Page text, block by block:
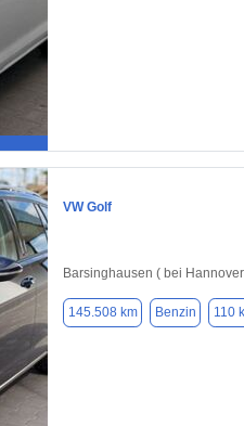
VW Golf
Barsinghausen ( bei
145.508 km Benzin 110